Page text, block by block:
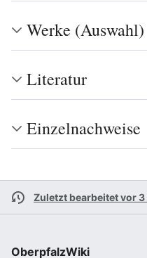
Werke (Auswahl)
Literatur
Einzelnachweise
Zuletzt bearbeitet vor 3
OberpfalzWiki